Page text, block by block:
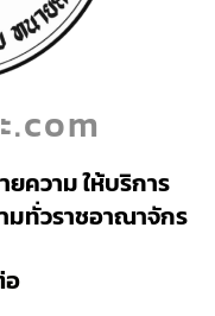
.com
ความ ให้บริการ
มทั่วราชอาณาจักร